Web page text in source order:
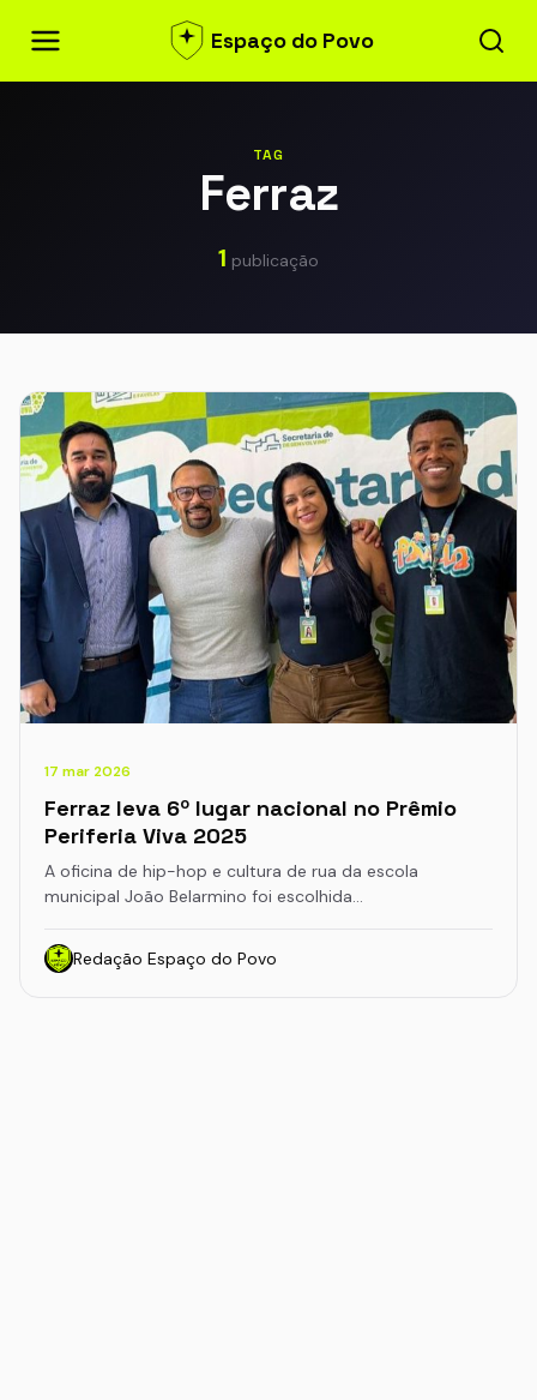
Espaço do Povo
TAG
Ferraz
1 publicação
17 mar 2026
Ferraz leva 6º lugar nacional no Prêmio
Periferia Viva 2025
A oficina de hip-hop e cultura de rua da escola
municipal João Belarmino foi escolhida…
Redação Espaço do Povo